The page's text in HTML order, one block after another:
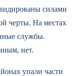
силами
черты. На местах
службы.
нет.
упали части